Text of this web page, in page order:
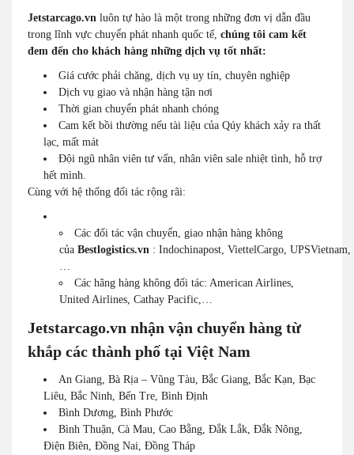
Jetstarcago.vn luôn tự hào là một trong những đơn vị dẫn đầu
trong lĩnh vực chuyển phát nhanh quốc tế, chúng tôi cam kết
đem đến cho khách hàng những dịch vụ tốt nhất:
Giá cước phải chăng, dịch vụ uy tín, chuyên nghiệp
Dịch vụ giao và nhận hàng tận nơi
Thời gian chuyển phát nhanh chóng
Cam kết bồi thường nếu tài liệu của Qúy khách xảy ra thất
lạc, mất mát
Đội ngũ nhân viên tư vấn, nhân viên sale nhiệt tình, hỗ trợ
hết mình.
Cùng với hệ thống đối tác rộng rãi:
Các đối tác vận chuyển, giao nhận hàng không
của Bestlogistics.vn : Indochinapost ViettelCargo UPSVietnam
Các hãng hàng không đối tác: American Airlines,
United Airlines, Cathay Pacific,…
Jetstarcago.vn nhận vận chuyển hàng từ
khắp các thành phố tại Việt Nam
An Giang, Bà Rịa – Vũng Tàu, Bắc Giang, Bắc Kạn, Bạc
Liêu, Bắc Ninh, Bến Tre, Bình Định
Bình Dương, Bình Phước
Bình Thuận, Cà Mau, Cao Bằng, Đắk Lắk, Đắk Nông,
Điện Biên, Đồng Nai, Đồng Tháp